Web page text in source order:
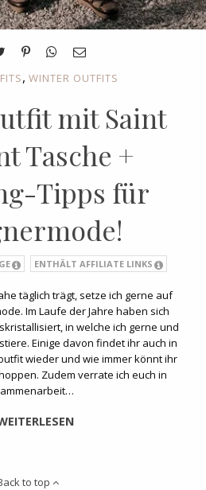
, WINTER OUTFITS
mit Saint
Tasche +
Tipps für
ENTHÄLT AFFILIATE LINKS
täglich trägt, setze ich gerne auf
Im Laufe der Jahre haben sich
in welche ich gerne und
Einige davon findet ihr auch in
wieder und wie immer könnt ihr
Zudem verrate ich euch in
to top